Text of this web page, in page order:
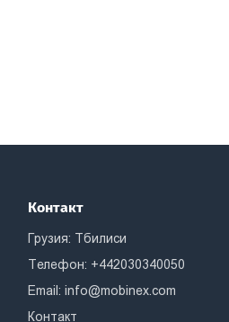
Контакт
Грузия: Тбилиси
Телефон: +442030340050
Email:info@mobinex.com
Контакт